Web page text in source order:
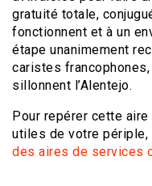
gratuité totale,
fonctionnent et à un
étape unanimement
caristes
sillonnent l’Alentejo.
Pour repérer cette
utiles de votre
des aires de services